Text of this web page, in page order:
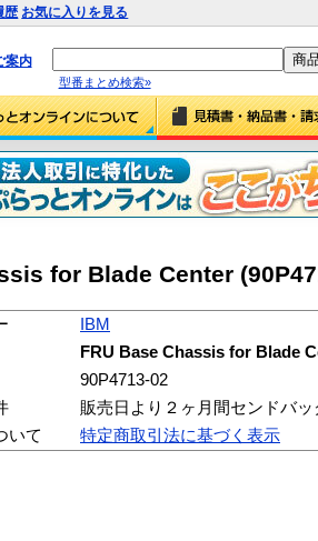
歴 お気に入りを見る
案内
型番まとめ検索»
for Blade Center
IBM
FRU Base Chassis for Blade
90P4713-02
販売日より２ヶ月間センドバッ
いて
特定商取引法に基づく表示